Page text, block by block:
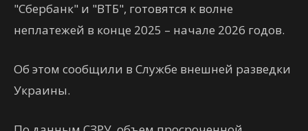
"Сбербанк" и "ВТБ", готовятся к волне
неплатежей в конце 2025 – начале 2026 годов.
Об этом сообщили в Службе внешней разведки
Украины.